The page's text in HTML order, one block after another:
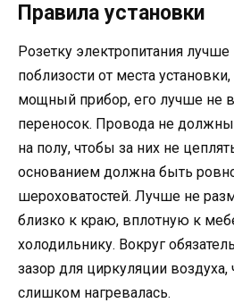
Правила установки
Розетку электропитания
поблизости от места
мощный прибор, его лучше не
переносок. Провода не
на полу, чтобы за них не
основанием должна быть
шероховатостей. Лучше не
близко к краю, вплотную к
холодильнику. Вокруг
зазор для циркуляции
слишком нагревалась.